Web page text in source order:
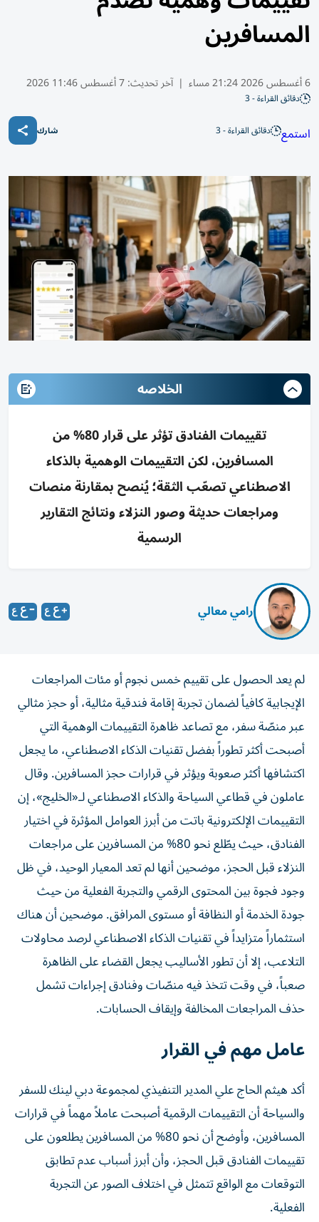
المسافرين
6 أغسطس 2026 21:24 مساء | آخر تحديث:7 أغسطس 11:46 2026
دقائق القراءة - 3
استمع دقائق القراءة - 3 شارك
الخلاصه
تقييمات الفنادق تؤثر على قرار 80% من
المسافرين، لكن التقييمات الوهمية بالذكاء
الاصطناعي تصعّب الثقة؛ يُنصح بمقارنة منصات
ومراجعات حديثة وصور النزلاء ونتائج التقارير
الرسمية
رامي معالي
لم يعد الحصول على تقييم خمس نجوم أو مئات المراجعات
الإيجابية كافياً لضمان تجربة إقامة فندقية مثالية، أو حجز مثالي
عبر منصّة سفر، مع تصاعد ظاهرة التقييمات الوهمية التي
أصبحت أكثر تطوراً بفضل تقنيات الذكاء الاصطناعي، ما يجعل
اكتشافها أكثر صعوبة ويؤثر في قرارات حجز المسافرين. وقال
عاملون في قطاعي السياحة والذكاء الاصطناعي لـ«الخليج»، إن
التقييمات الإلكترونية باتت من أبرز العوامل المؤثرة في اختيار
الفنادق، حيث يطّلع نحو 80% من المسافرين على مراجعات
النزلاء قبل الحجز، موضحين أنها لم تعد المعيار الوحيد، في ظل
وجود فجوة بين المحتوى الرقمي والتجربة الفعلية من حيث
جودة الخدمة أو النظافة أو مستوى المرافق. موضحين أن هناك
استثماراً متزايداً في تقنيات الذكاء الاصطناعي لرصد محاولات
التلاعب، إلا أن تطور الأساليب يجعل القضاء على الظاهرة
صعباً، في وقت تتخذ فيه منصّات وفنادق إجراءات تشمل
حذف المراجعات المخالفة وإيقاف الحسابات.
عامل مهم في القرار
أكد هيثم الحاج علي المدير التنفيذي لمجموعة دبي لينك للسفر
والسياحة أن التقييمات الرقمية أصبحت عاملاً مهماً في قرارات
المسافرين، وأوضح أن نحو 80% من المسافرين يطلعون على
تقييمات الفنادق قبل الحجز، وأن أبرز أسباب عدم تطابق
التوقعات مع الواقع تتمثل في اختلاف الصور عن التجربة
الفعلية.